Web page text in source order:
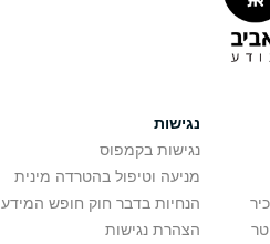
נגישות
נגישות בקמפוס
מניעה וטיפול בהטרדה מינית
הנחיות בדבר חוק חופש המידע
הצהרת נגישות